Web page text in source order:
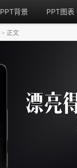
PPT背景 PPT图表
> 正文